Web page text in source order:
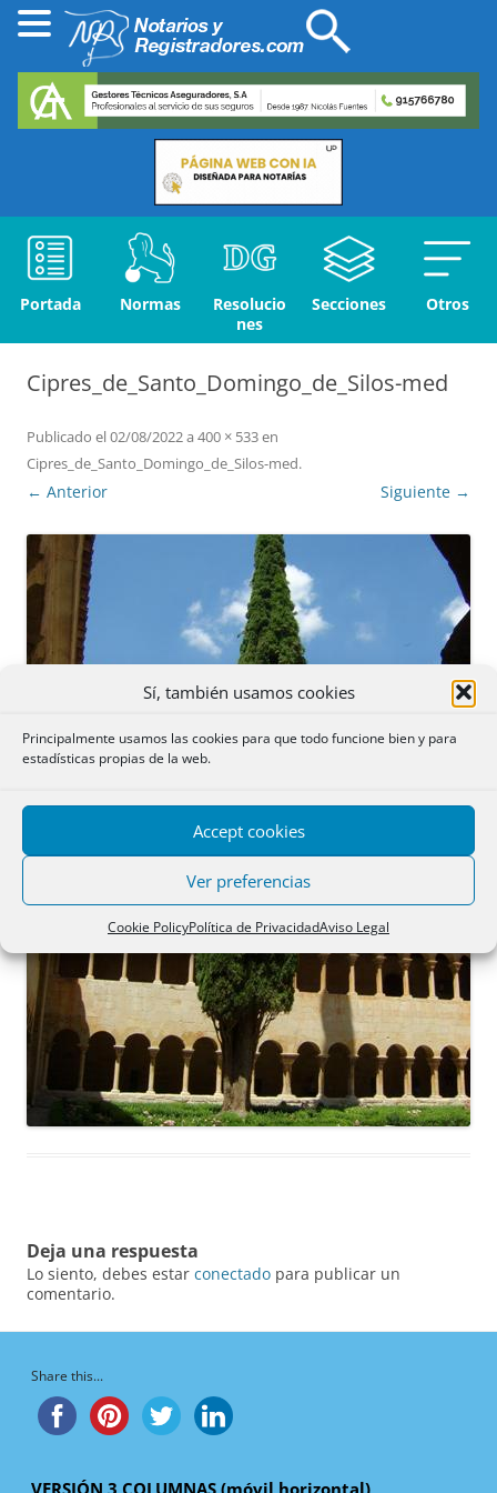
Sí, también usamos cookies
Principalmente usamos las cookies para que todo funcione bien y para
estadísticas propias de la web.
Accept cookies
Ver preferencias
Cookie PolicyPolítica de PrivacidadAviso Legal
Portada Normas
Resolucio
nes
Secciones Otros
Cipres_de_Santo_Domingo_de_Silos-med
Publicado el02/08/2022a 400 × 533en
Cipres_de_Santo_Domingo_de_Silos-med.
← Anterior Siguiente →
Deja una respuesta
Lo siento, debes estar conectado para publicar un
comentario.
Share this...